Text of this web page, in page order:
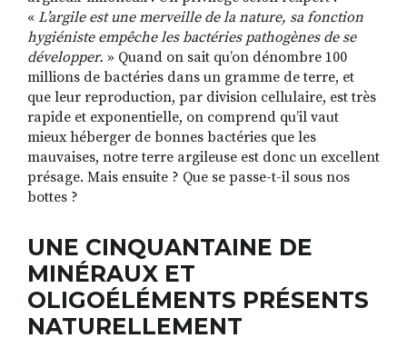
« L’argile est une merveille de la nature, sa fonction
hygiéniste empêche les bactéries pathogènes de se
développer. » Quand on sait qu’on dénombre 100
millions de bactéries dans un gramme de terre, et
que leur reproduction, par division cellulaire, est très
rapide et exponentielle, on comprend qu’il vaut
mieux héberger de bonnes bactéries que les
mauvaises, notre terre argileuse est donc un excellent
présage. Mais ensuite ? Que se passe-t-il sous nos
bottes ?
UNE CINQUANTAINE DE
MINÉRAUX ET
OLIGOÉLÉMENTS PRÉSENTS
NATURELLEMENT